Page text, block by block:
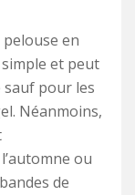
pelouse en
et peut
sauf pour les
Néanmoins,
ou
de